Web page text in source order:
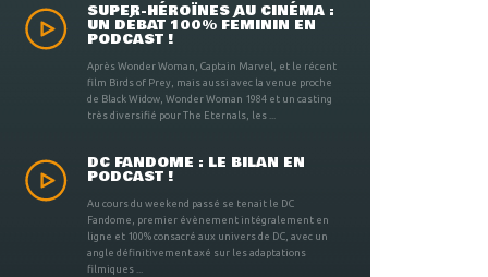
SUPER-HÉROÏNES AU CINÉMA :
UN DÉBAT 100% FÉMININ EN
PODCAST !
Après Wonder Woman, Captain Marvel, et le récent
film Birds of Prey, mais aussi avec la venue proche
de Black Widow, Wonder Woman 1984 et un casting
très diversifié pour The Eternals, les ...
DC FANDOME : LE BILAN EN
PODCAST !
Au cours du weekend passé se tenait le DC
Fandome, premier évènement intégralement en
ligne et 100% consacré aux univers de DC, avec un
angle définitivement axé sur les adaptations
filmiques ...